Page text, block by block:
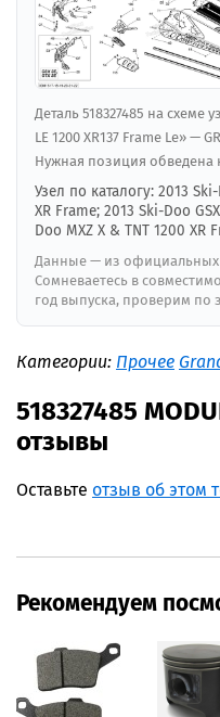
Деталь 518327485 на схеме
LE 1200 XR137 Frame Le» —
Нужная позиция обведена
Узел по каталогу: 2013
XR Frame; 2013 Ski-Doo
Doo MXZ X & TNT 1200 XR
Данные — из официальных
Сомневаетесь в
год выпуска, проверим по
Категории: Прочее
518327485
отзывы
Оставьте отзыв об этом
Рекомендуем